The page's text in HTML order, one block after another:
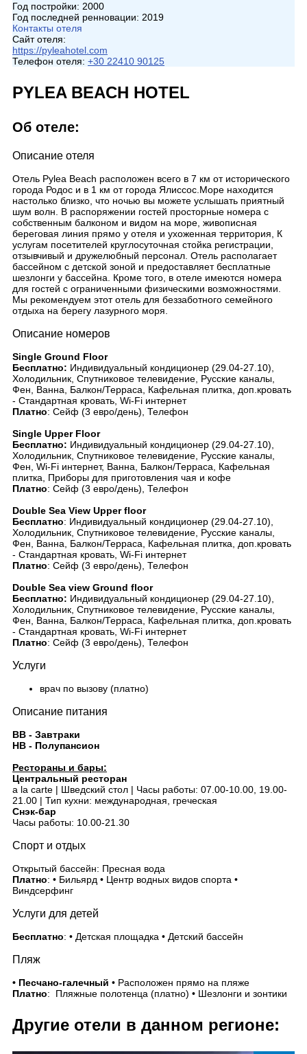
Год постройки: 2000
Год последней ренновации: 2019
Контакты отеля
Сайт отеля:
https://pyleahotel.com
Телефон отеля: +30 22410 90125
PYLEA BEACH HOTEL
Об отеле:
Описание отеля
Отель Pylea Beach расположен всего в 7 км от исторического
города Родос и в 1 км от города Ялиссос.Море находится
настолько близко, что ночью вы можете услышать приятный
шум волн. В распоряжении гостей просторные номера с
собственным балконом и видом на море, живописная
береговая линия прямо у отеля и ухоженная территория, К
услугам посетителей круглосуточная стойка регистрации,
отзывчивый и дружелюбный персонал. Отель располагает
бассейном с детской зоной и предоставляет бесплатные
шезлонги у бассейна. Кроме того, в отеле имеются номера
для гостей с ограниченными физическими возможностями.
Мы рекомендуем этот отель для беззаботного семейного
отдыха на берегу лазурного моря.
Описание номеров
Single Ground Floor
Бесплатно: Индивидуальный кондиционер (29.04-27.10),
Холодильник, Спутниковое телевидение, Русские каналы,
Фен, Ванна, Балкон/Терраса, Кафельная плитка, доп.кровать
- Стандартная кровать, Wi-Fi интернет
Платно: Сейф (3 евро/день), Телефон
Single Upper Floor
Бесплатно: Индивидуальный кондиционер (29.04-27.10),
Холодильник, Спутниковое телевидение, Русские каналы,
Фен, Wi-Fi интернет, Ванна, Балкон/Терраса, Кафельная
плитка, Приборы для приготовления чая и кофе
Платно: Сейф (3 евро/день), Телефон
Double Sea View Upper floor
Бесплатно: Индивидуальный кондиционер (29.04-27.10),
Холодильник, Спутниковое телевидение, Русские каналы,
Фен, Ванна, Балкон/Терраса, Кафельная плитка, доп.кровать
- Стандартная кровать, Wi-Fi интернет
Платно: Сейф (3 евро/день), Телефон
Double Sea view Ground floor
Бесплатно: Индивидуальный кондиционер (29.04-27.10),
Холодильник, Спутниковое телевидение, Русские каналы,
Фен, Ванна, Балкон/Терраса, Кафельная плитка, доп.кровать
- Стандартная кровать, Wi-Fi интернет
Платно: Сейф (3 евро/день), Телефон
Услуги
врач по вызову (платно)
Описание питания
BB - Завтраки
HB - Полупансион
Рестораны и бары:
Центральный ресторан
a la carte | Шведский стол | Часы работы: 07.00-10.00, 19.00-
21.00 | Тип кухни: международная, греческая
Снэк-бар
Часы работы: 10.00-21.30
Спорт и отдых
Открытый бассейн: Пресная вода
Платно: • Бильярд • Центр водных видов спорта •
Виндсерфинг
Услуги для детей
Бесплатно: • Детская площадка • Детский бассейн
Пляж
• Песчано-галечный • Расположен прямо на пляже
Платно: Пляжные полотенца (платно) • Шезлонги и зонтики
Другие отели в данном регионе: